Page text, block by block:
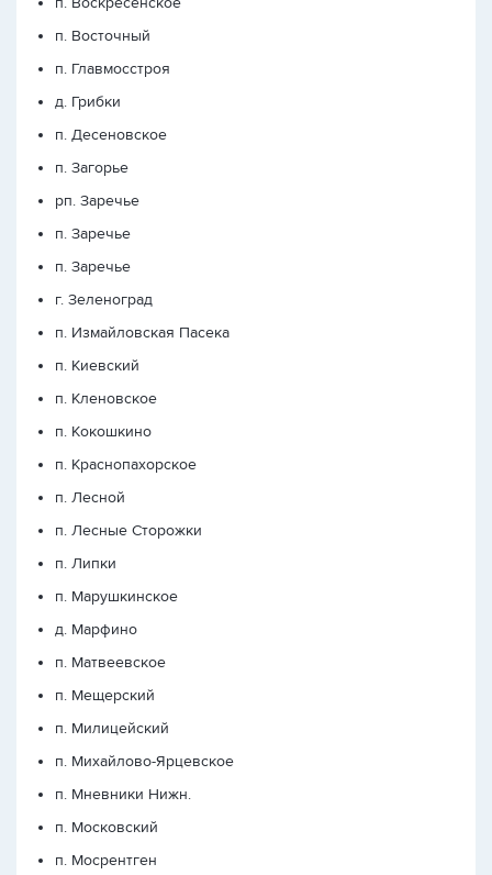
п. Восточный
п. Главмосстроя
д. Грибки
п. Десеновское
п. Загорье
рп. Заречье
п. Заречье
п. Заречье
г. Зеленоград
п. Измайловская Пасека
п. Киевский
п. Кленовское
п. Кокошкино
п. Краснопахорское
п. Лесной
п. Лесные Сторожки
п. Липки
п. Марушкинское
д. Марфино
п. Матвеевское
п. Мещерский
п. Милицейский
п. Михайлово-Ярцевское
п. Мневники Нижн.
п. Московский
п. Мосрентген